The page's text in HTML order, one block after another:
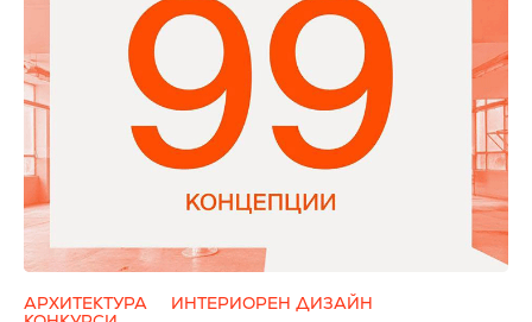
АРХИТЕКТУРА
ИНТЕРИОРЕН ДИЗАЙН